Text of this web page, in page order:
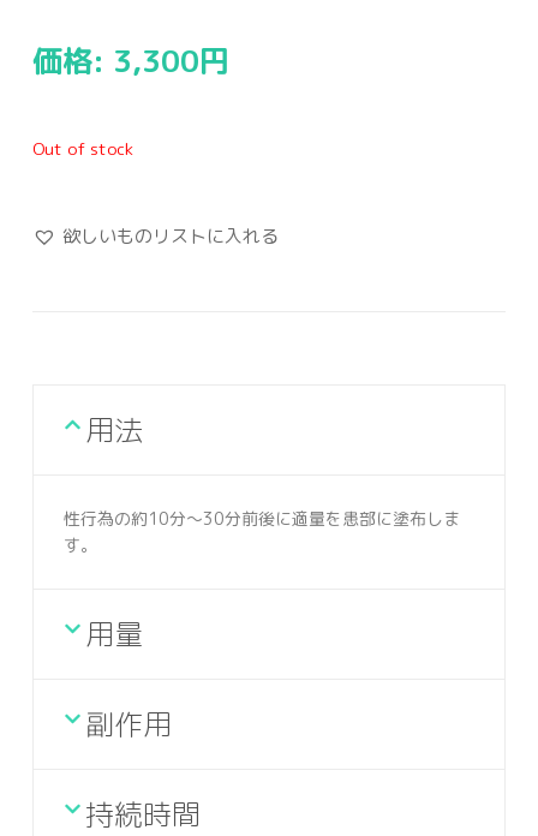
価格: 3,300円
Out of stock
欲しいものリストに入れる
用法
性行為の約10分～30分前後に適量を患部に塗布しま
す。
用量
副作用
持続時間